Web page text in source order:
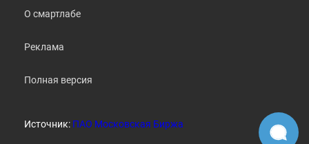
О смартлабе
Реклама
Полная версия
Источник: ПАО Московская Биржа